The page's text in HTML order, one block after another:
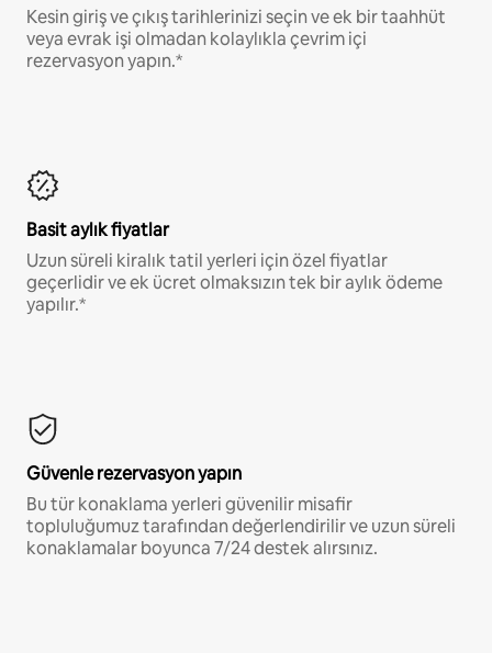
Kesin giriş ve çıkış tarihlerinizi seçin ve ek bir taahhüt
veya evrak işi olmadan kolaylıkla çevrim içi
rezervasyon yapın.*
Basit aylık fiyatlar
Uzun süreli kiralık tatil yerleri için özel fiyatlar
geçerlidir ve ek ücret olmaksızın tek bir aylık ödeme
yapılır.*
Güvenle rezervasyon yapın
Bu tür konaklama yerleri güvenilir misafir
topluluğumuz tarafından değerlendirilir ve uzun süreli
konaklamalar boyunca 7/24 destek alırsınız.